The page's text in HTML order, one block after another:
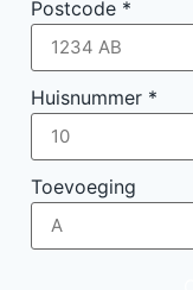
Postcode *
Huisnummer *
Toevoeging